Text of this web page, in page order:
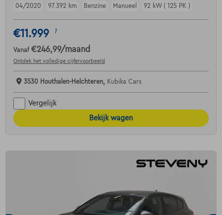
04/2020
97.392 km Benzine Manueel 92 kW ( 125 PK )
€11.999 1
Vanaf €246,99/maand
Ontdek het volledige cijfervoorbeeld
3530 Houthalen-Helchteren, Kubika Cars
Vergelijk
Bekijk wagen